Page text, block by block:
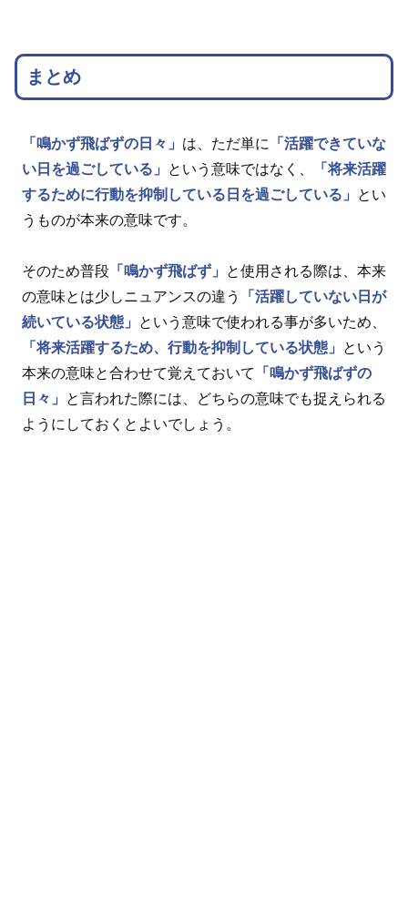
まとめ
「鳴かず飛ばずの日々」 は、ただ単に
「活躍できていな
い日を過ごしている」
という意味ではなく、
「将来活躍
するために行動を抑制している日を過ごしている」
とい
うものが本来の意味です。
そのため普段 「鳴かず飛ばず」
と使用される際は、本来
の意味とは少しニュアンスの違う
「活躍していない日が
続いている状態」
という意味で使われる事が多いため、
「将来活躍するため、行動を抑制している状態」
という
本来の意味と合わせて覚えておいて
「鳴かず飛ばずの
日々」
と言われた際には、どちらの意味でも捉えられる
ようにしておくとよいでしょう。